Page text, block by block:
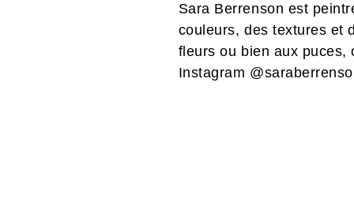
Sara Berrenson est
couleurs, des textures et
fleurs ou bien aux puces,
Instagram